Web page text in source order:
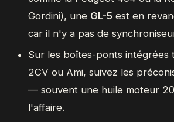
Gordini), une GL-5 est en
car il n'y a pas de
Sur les boîtes-ponts intégrées
2CV ou Ami, suivez les
— souvent une huile moteur
l'affaire.